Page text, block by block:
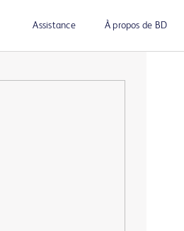
Assistance À propos de BD